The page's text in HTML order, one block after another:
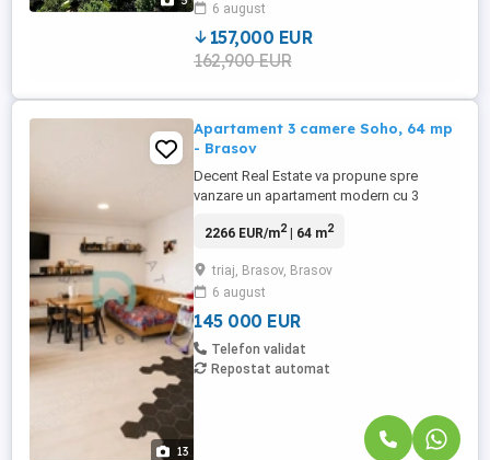
rapid către punctele importante ale
orașului. Compartimentare ...
6 august
157,000 EUR
162,900 EUR
13
Apartament 3 camere Soho, 64 mp
- Brasov
Decent Real Estate va propune spre
vanzare un apartament modern cu 3
Residence, una dintre cele mai apreciate
este amplasata la etajul 7 si beneficiaza
de o orientare sudica, oferind lumina
naturala pe tot parcursul zilei si ...
2266 EUR/m2| 64 m2
triaj, Brasov, Brasov
6 august
145 000 EUR
Telefon validat
Repostat automat